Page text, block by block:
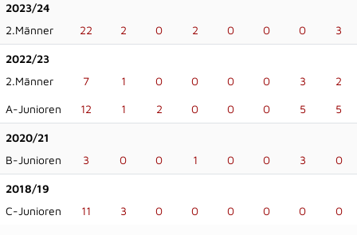
2023/24
2.Männer
22 2 0 2 0 0 0 3
2022/23
2.Männer
7 1 0 0 0 0 3 2
A-Junioren 12 1 2 0 0 0 5 5
2020/21
B-Junioren
3 0 0 1 0 0 3 0
2018/19
C-Junioren
11 3 0 0 0 0 0 0